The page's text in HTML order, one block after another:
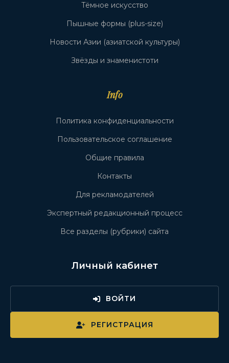
Тёмное искусство
Пышные формы (plus-size)
Новости Азии (азиатской культуры)
Звёзды и знаменистоти
Info
Политика конфиденциальности
Пользовательское соглашение
Общие правила
Контакты
Для рекламодателей
Экспертный редакционный процесс
Все разделы (рубрики) сайта
Личный кабинет
ВОЙТИ
РЕГИСТРАЦИЯ